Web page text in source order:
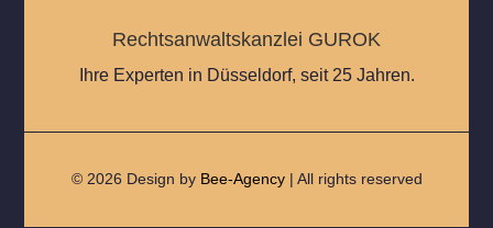
Rechtsanwaltskanzlei GUROK
Ihre Experten in Düsseldorf, seit 25 Jahren.
© 2026 Design by Bee-Agency| All rights reserved